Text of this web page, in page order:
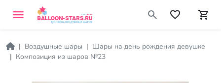
Воздушные шары
Шары на день рождения девушке
Композиция из шаров №23